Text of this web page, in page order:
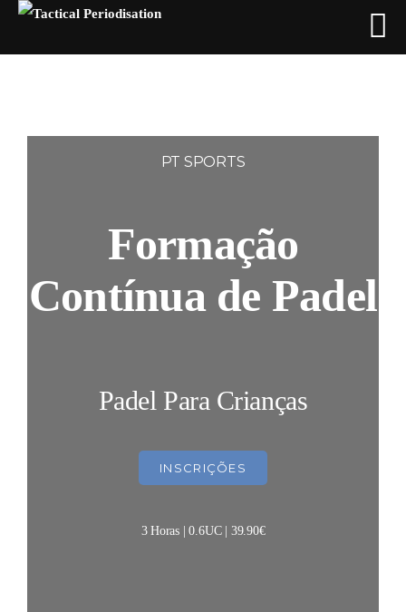
PT SPORTS
Formação
Contínua de Padel
Padel Para Crianças
INSCRIÇÕES
3 Horas | 0.6UC | 39.90€